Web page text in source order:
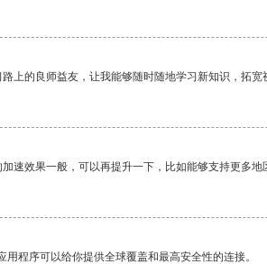
上的良师益友，让我能够随时随地学习新知识，拓宽
速效果一般，可以再提升一下，比如能够支持更多地
用程序可以给你提供全球覆盖和最高安全性的连接。